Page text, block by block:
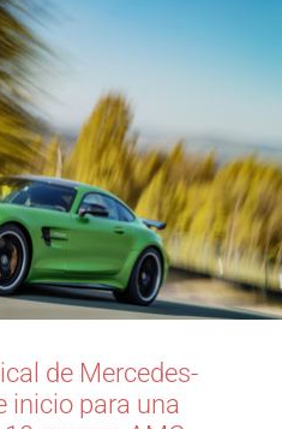
de Mercedes-
inicio para una